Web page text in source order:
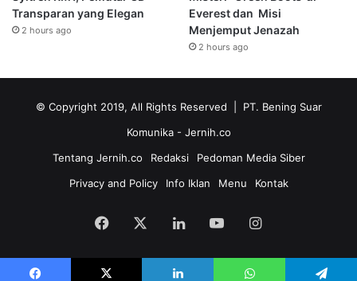
Transparan yang Elegan
2 hours ago
Everest dan Misi
Menjemput Jenazah
2 hours ago
© Copyright 2019, All Rights Reserved | PT. Bening Suar
Komunika - Jernih.co
Tentang Jernih.co
Redaksi
Pedoman Media Siber
Privacy and Policy
Info Iklan Menu Kontak
Facebook LinkedInYouTubeInstagram